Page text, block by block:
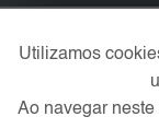
Utilizamos
Ao navegar